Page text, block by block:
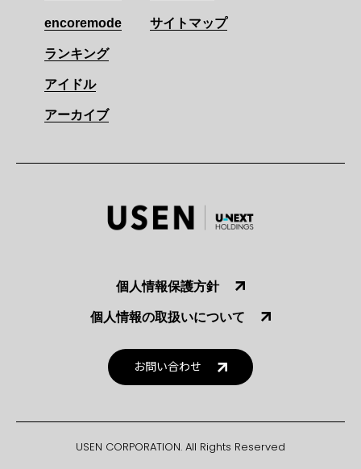
encoremode
ランキング
アイドル
アーカイブ
サイトマップ
個人情報保護方針
個人情報の取扱いについて
お問い合わせ
USEN CORPORATION. All Rights Reserved